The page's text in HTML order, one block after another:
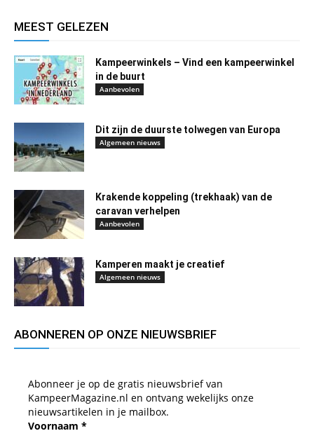
MEEST GELEZEN
Kampeerwinkels – Vind een kampeerwinkel
in de buurt
Aanbevolen
Dit zijn de duurste tolwegen van Europa
Algemeen nieuws
Krakende koppeling (trekhaak) van de
caravan verhelpen
Aanbevolen
Kamperen maakt je creatief
Algemeen nieuws
ABONNEREN OP ONZE NIEUWSBRIEF
Abonneer je op de gratis nieuwsbrief van
KampeerMagazine.nl en ontvang wekelijks onze
nieuwsartikelen in je mailbox.
Voornaam *